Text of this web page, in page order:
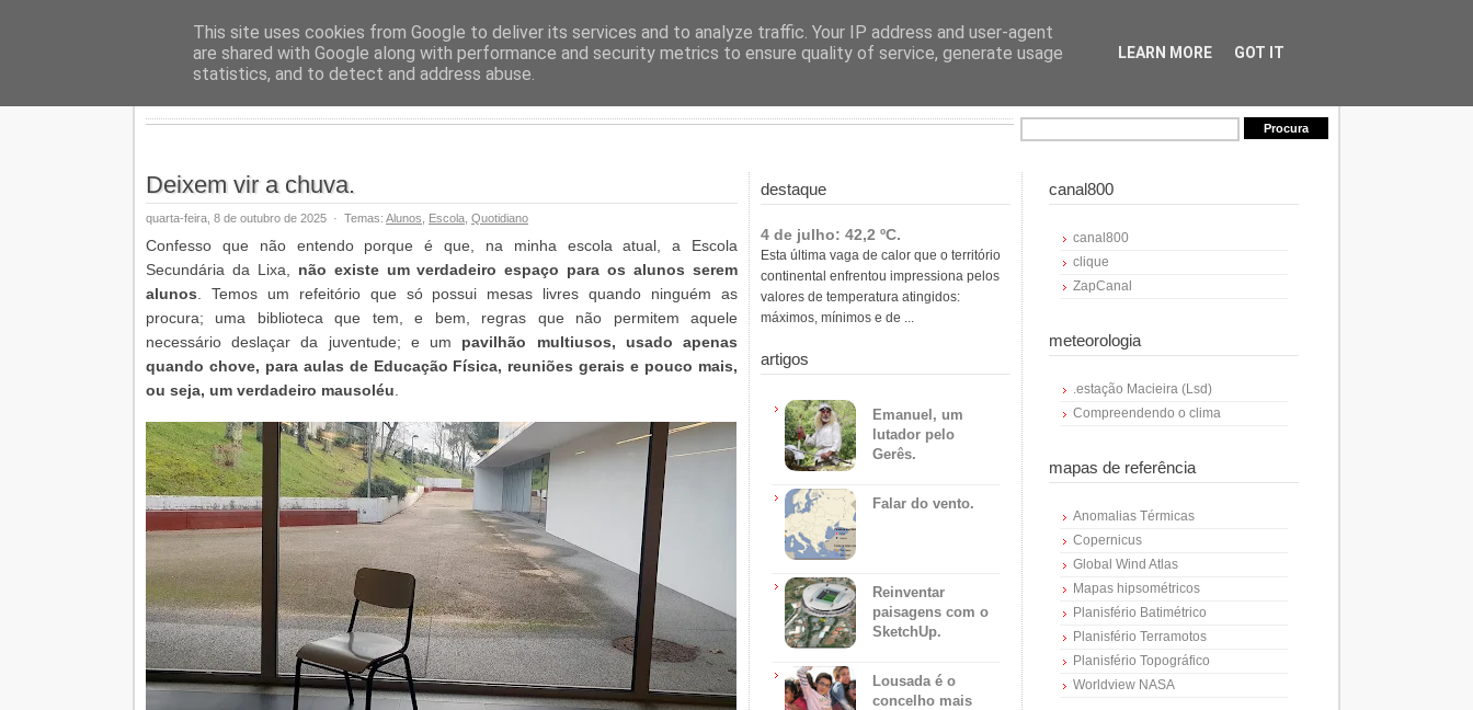
Geopalavras
Deixem vir a chuva.
quarta-feira, 8 de outubro de 2025 · Temas: Alunos Escola Quotidiano
Confesso que não entendo porque é que, na minha escola atual, a Escola
Secundária da Lixa, não existe um verdadeiro espaço para os alunos serem
alunos . Temos um refeitório que só possui mesas livres quando ninguém as
procura; uma biblioteca que tem, e bem, regras que não permitem aquele
necessário deslaçar da juventude; e um pavilhão multiusos, usado apenas
quando chove, para aulas de Educação Física, reuniões gerais e pouco mais,
ou seja, um verdadeiro mausoléu
destaque
4 de julho: 42,2 ºC.
Esta última vaga de calor que o território
continental enfrentou impressiona pelos
valores de temperatura atingidos:
máximos, mínimos e de ...
artigos
Emanuel, um
lutador pelo
Gerês.
Falar do vento.
Reinventar
paisagens com o
SketchUp.
Lousada é o
concelho mais
canal800
canal800
clique
ZapCanal
meteorologia
.estação Macieira (Lsd)
Compreendendo o clima
mapas de referência
Anomalias Térmicas
Copernicus
Global Wind Atlas
Mapas hipsométricos
Planisfério Batimétrico
Planisfério Terramotos
Planisfério Topográfico
Worldview NASA
This site uses cookies from Google to deliver its services and to analyze traffic. Your IP address and user-agent
are shared with Google along with performance and security metrics to ensure quality of service, generate usage
statistics, and to detect and address abuse.
LEARN MORE GOT IT